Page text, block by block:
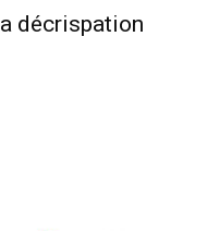
décrispation